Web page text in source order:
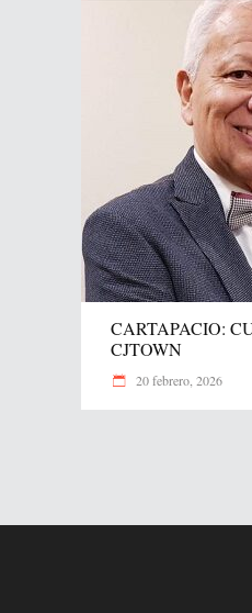
CARTAPACIO:
CJTOWN
20 febrero, 2026